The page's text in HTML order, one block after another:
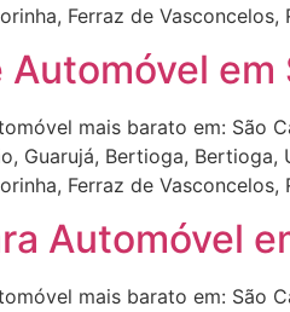
Ferraz de
em
mais barato em: São
Guarujá, Bertioga,
Ferraz de
Automóvel
mais barato em: São